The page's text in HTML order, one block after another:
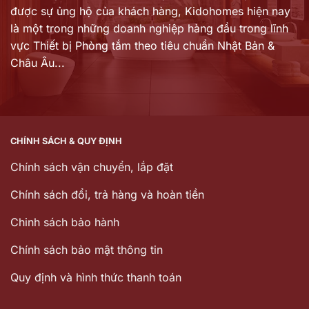
được sự ủng hộ của khách hàng, Kidohomes hiện nay
là một trong những doanh nghiệp hàng đầu trong lĩnh
vực Thiết bị Phòng tắm theo tiêu chuẩn Nhật Bản &
Châu Âu...
CHÍNH SÁCH & QUY ĐỊNH
Chính sách vận chuyển, lắp đặt
Chính sách đổi, trả hàng và hoàn tiền
Chinh sách bảo hành
Chính sách bảo mật thông tin
Quy định và hình thức thanh toán